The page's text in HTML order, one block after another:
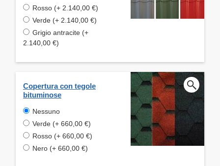
Rosso (+ 2.140,00 €)
Verde (+ 2.140,00 €)
Grigio antracite (+
2.140,00 €)
Copertura con tegole
bituminose
Nessuno
Verde (+ 660,00 €)
Rosso (+ 660,00 €)
Nero (+ 660,00 €)